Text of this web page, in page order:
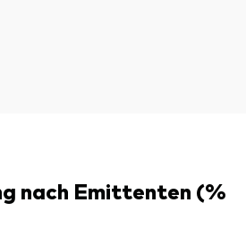
nach Emittenten (%